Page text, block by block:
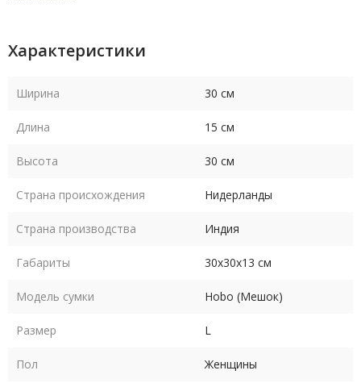
Высококачественная кожа, из которой изготовлена сумка,
Выбирая сумку женскую dR Amsterdam, вы получаете
незаменимым дополнением к вашему образу и подчеркнет
Характеристики
Ширина 30 см
Длина 15 см
Высота 30 см
Страна происхождения Нидерланды
Страна производства Индия
Габариты 30х30х13 см
Модель сумки Hobo (Мешок)
Размер L
Пол Женщины